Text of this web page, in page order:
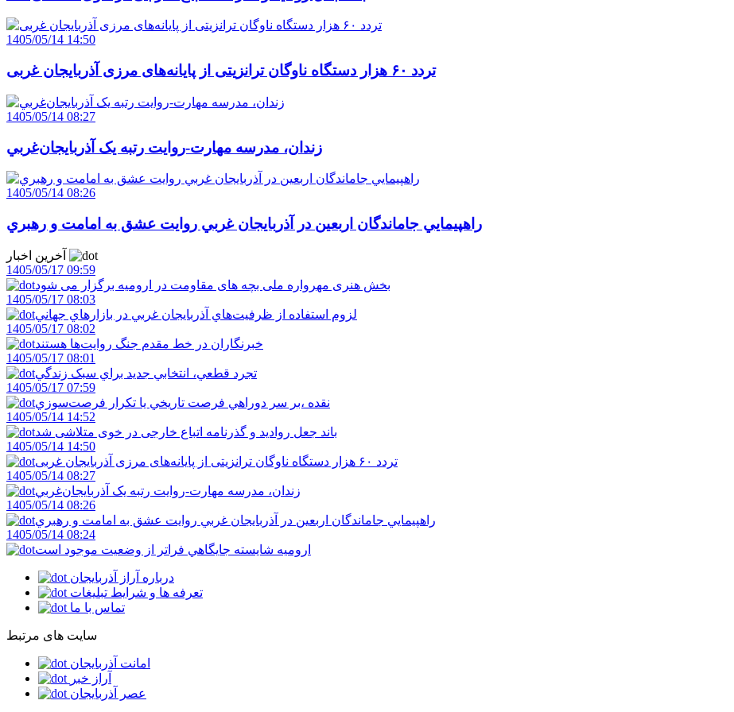
1405/05/14 14:50
تردد ۶۰ هزار دستگاه ناوگان ترانزیتی از پایانه‌های مرزی آذربایجان ‌غربی
1405/05/14 08:27
زندان، مدرسه مهارت-روايت رتبه يک آذربايجان‌غربي
1405/05/14 08:26
راهپيمايي جاماندگان اربعين در آذربايجان غربي روايت عشق به امامت و رهبري
1405/05/17 09:59
بخش هنری مهرواره ملی بچه های مقاومت در ارومیه برگزار می شود
1405/05/17 08:03
لزوم استفاده از ظرفيت‌هاي آذربايجان غربي در بازارهاي جهاني
1405/05/17 08:02
خبرنگاران در خط مقدم جنگ روايت‌ها هستند
1405/05/17 08:01
تجرد قطعي، انتخابي جديد براي سبک زندگي
1405/05/17 07:59
نقده ،بر سر دوراهي فرصت تاريخي يا تکرار فرصت‌سوزي
1405/05/14 14:52
باند جعل روادید و گذرنامه اتباع خارجی در خوی متلاشی شد
1405/05/14 14:50
تردد ۶۰ هزار دستگاه ناوگان ترانزیتی از پایانه‌های مرزی آذربایجان ‌غربی
1405/05/14 08:27
زندان، مدرسه مهارت-روايت رتبه يک آذربايجان‌غربي
1405/05/14 08:26
راهپيمايي جاماندگان اربعين در آذربايجان غربي روايت عشق به امامت و رهبري
1405/05/14 08:24
اروميه شايسته جايگاهي فراتر از وضعيت موجود است
درباره آراز آذربایجان
تعرفه ها و شرایط تبلیغات
تماس با ما
سایت های مرتبط
امانت آذربایجان
آراز خبر
عصر آذربایجان